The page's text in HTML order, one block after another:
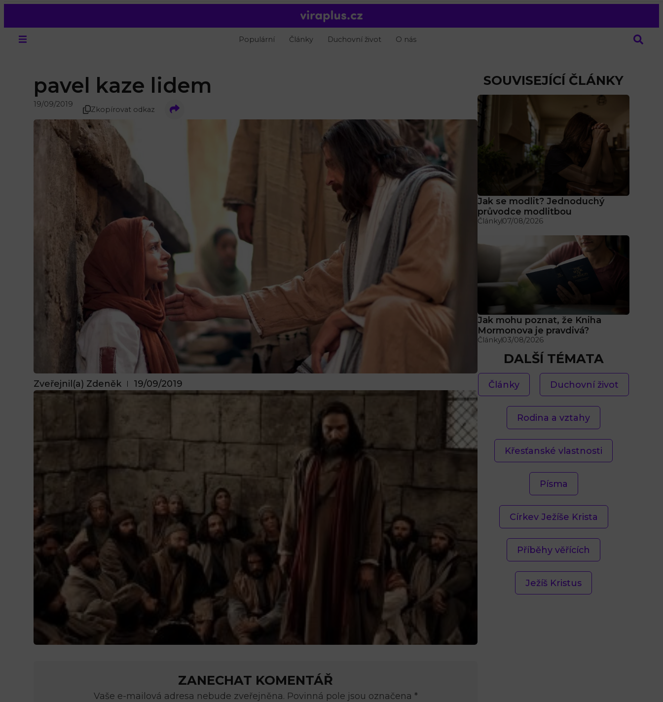
Populární Články Duchovní život O nás
pavel kaze lidem
19/09/2019
Zkopírovat odkaz
Zveřejnil(a) Zdeněk 19/09/2019
ZANECHAT KOMENTÁŘ
Vaše e-mailová adresa nebude zveřejněna. Povinná pole jsou označena *
SOUVISEJÍCÍ ČLÁNKY
Jak se modlit? Jednoduchý
průvodce modlitbou
Články07/08/2026
Jak mohu poznat, že Kniha
Mormonova je pravdivá?
Články03/08/2026
DALŠÍ TÉMATA
Články Duchovní život
Rodina a vztahy
Křesťanské vlastnosti
Písma
Církev Ježíše Krista
Příběhy věřících
Ježíš Kristus